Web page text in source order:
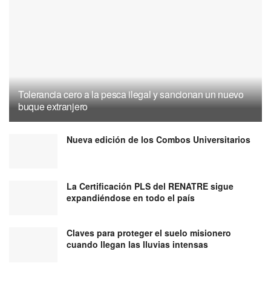
Tolerancia cero a la pesca ilegal y sancionan un nuevo
buque extranjero
Nueva edición de los Combos Universitarios
La Certificación PLS del RENATRE sigue
expandiéndose en todo el país
Claves para proteger el suelo misionero
cuando llegan las lluvias intensas